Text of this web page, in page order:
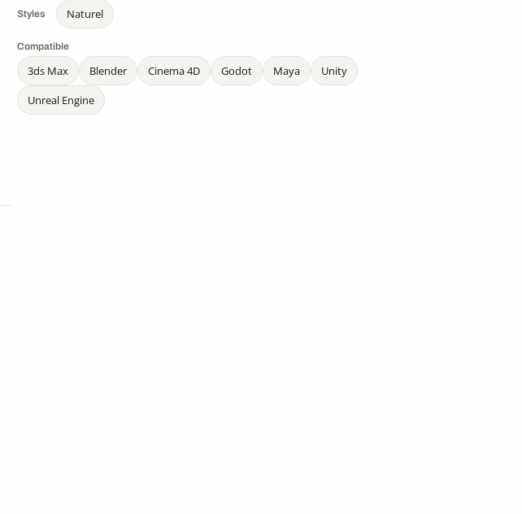
Styles Naturel
Compatible
3ds Max Blender Cinema 4D Godot Maya
Unity
Unreal Engine